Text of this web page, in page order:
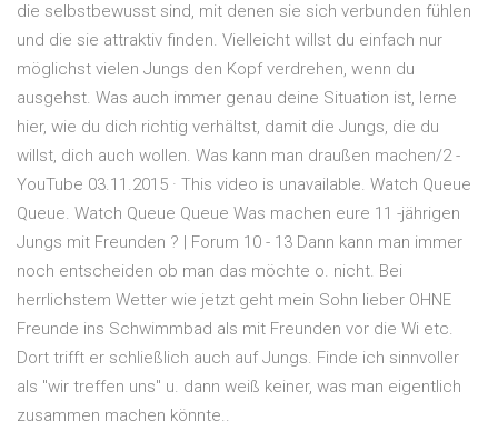
die selbstbewusst sind, mit denen sie sich verbunden fühlen
und die sie attraktiv finden. Vielleicht willst du einfach nur
möglichst vielen Jungs den Kopf verdrehen, wenn du
ausgehst. Was auch immer genau deine Situation ist, lerne
hier, wie du dich richtig verhältst, damit die Jungs, die du
willst, dich auch wollen. Was kann man draußen machen/2 -
YouTube 03.11.2015 · This video is unavailable. Watch Queue
Queue. Watch Queue Queue Was machen eure 11 -jährigen
Jungs mit Freunden ? | Forum 10 - 13 Dann kann man immer
noch entscheiden ob man das möchte o. nicht. Bei
herrlichstem Wetter wie jetzt geht mein Sohn lieber OHNE
Freunde ins Schwimmbad als mit Freunden vor die Wi etc.
Dort trifft er schließlich auch auf Jungs. Finde ich sinnvoller
als "wir treffen uns" u. dann weiß keiner, was man eigentlich
zusammen machen könnte..